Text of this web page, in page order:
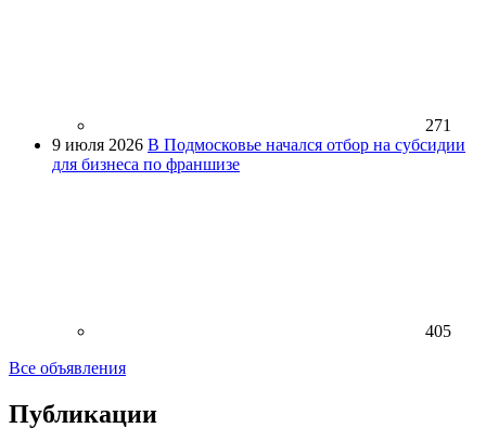
271
9 июля 2026 В Подмосковье начался отбор на субсидии
для бизнеса по франшизе
405
Все объявления
Публикации